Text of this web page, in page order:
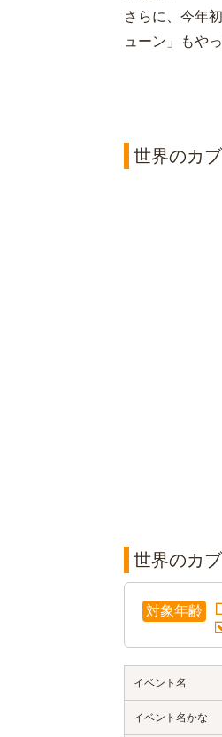
さらに、今年
ューン」もや
世界のカ
世界のカ
対象年齢
イベント名
イベント名かな